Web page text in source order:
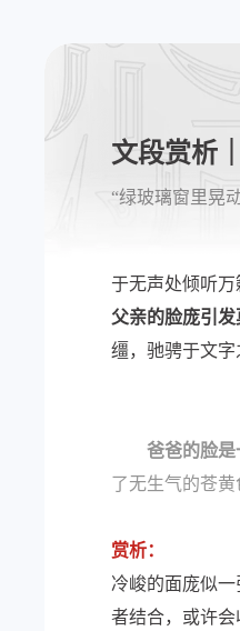
文段赏析
“绿玻璃窗里晃
于无声处倾听
父亲的脸庞引
缰，驰骋于文
爸爸的脸
了无生气的苍
赏析：
冷峻的面庞似
者结合，或许会